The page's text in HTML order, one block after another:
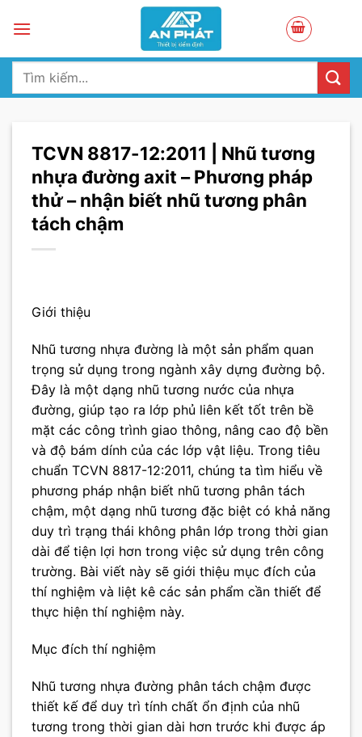
Tìm
TCVN 8817-12:2011 | Nhũ tương
nhựa đường axit – Phương pháp
thử – nhận biết nhũ tương phân
tách chậm
Giới thiệu
Nhũ tương nhựa đường là một sản phẩm quan
trọng sử dụng trong ngành xây dựng đường bộ.
Đây là một dạng nhũ tương nước của nhựa
đường, giúp tạo ra lớp phủ liên kết tốt trên bề
mặt các công trình giao thông, nâng cao độ bền
và độ bám dính của các lớp vật liệu. Trong tiêu
chuẩn TCVN 8817-12:2011, chúng ta tìm hiểu về
phương pháp nhận biết nhũ tương phân tách
chậm, một dạng nhũ tương đặc biệt có khả năng
duy trì trạng thái không phân lớp trong thời gian
dài để tiện lợi hơn trong việc sử dụng trên công
trường. Bài viết này sẽ giới thiệu mục đích của
thí nghiệm và liệt kê các sản phẩm cần thiết để
thực hiện thí nghiệm này.
Mục đích thí nghiệm
Nhũ tương nhựa đường phân tách chậm được
thiết kế để duy trì tính chất ổn định của nhũ
tương trong thời gian dài hơn trước khi được áp